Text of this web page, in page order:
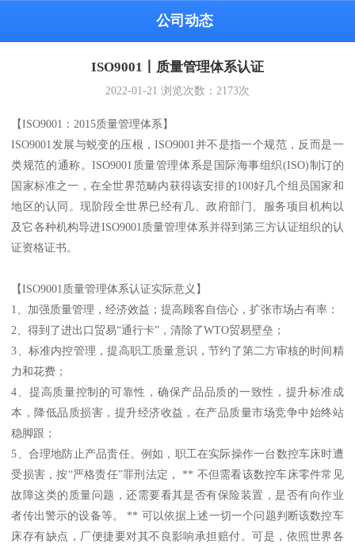
公司动态
ISO9001丨质量管理体系认证
2022-01-21 浏览次数： 2173次
【ISO9001：2015质量管理体系】
ISO9001发展与蜕变的压根，ISO9001并不是指一个规范，反而是一
类规范的通称。ISO9001质量管理体系是国际海事组织(ISO)制订的
国家标准之一，在全世界范畴内获得该安排的100好几个组员国家和
地区的认同。现阶段全世界已经有几、政府部门、服务项目机构以
及它各种机构导进ISO9001质量管理体系并得到第三方认证组织的认
证资格证书。
【ISO9001质量管理体系认证实际意义】
1、加强质量管理，经济效益；提高顾客自信心，扩张市场占有率：
2、得到了进出口贸易“通行卡”，清除了WTO贸易壁垒；
3、标准内控管理，提高职工质量意识，节约了第二方审核的时间精
力和花费；
4、提高质量控制的可靠性，确保产品品质的一致性，提升标准成
本，降低品质损害，提升经济收益，在产品质量市场竞争中始终站
稳脚跟；
5、合理地防止产品责任。例如，职工在实际操作一台数控车床时遭
受损害，按“严格责任”罪刑法定， ** 不但需看该数控车床零件常见
故障这类的质量问题，还需要看其是否有保险装置，是否有向作业
者传出警示的设备等。 ** 可以依据上述一切一个问题判断该数控车
床存有缺点，厂便捷要对其不良影响承担赔付。可是，依照世界各